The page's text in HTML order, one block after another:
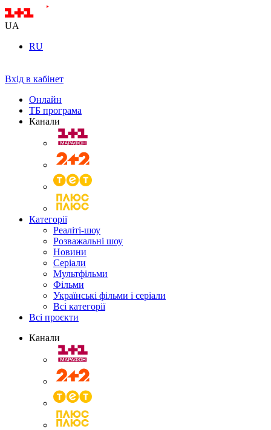
UA
RU
Вхід в кабінет
Онлайн
ТБ програма
Канали
Категорії
Реаліті-шоу
Розважальні шоу
Новини
Серіали
Мультфільми
Фільми
Українські фільми і серіали
Всі категорії
Всі проєкти
Канали